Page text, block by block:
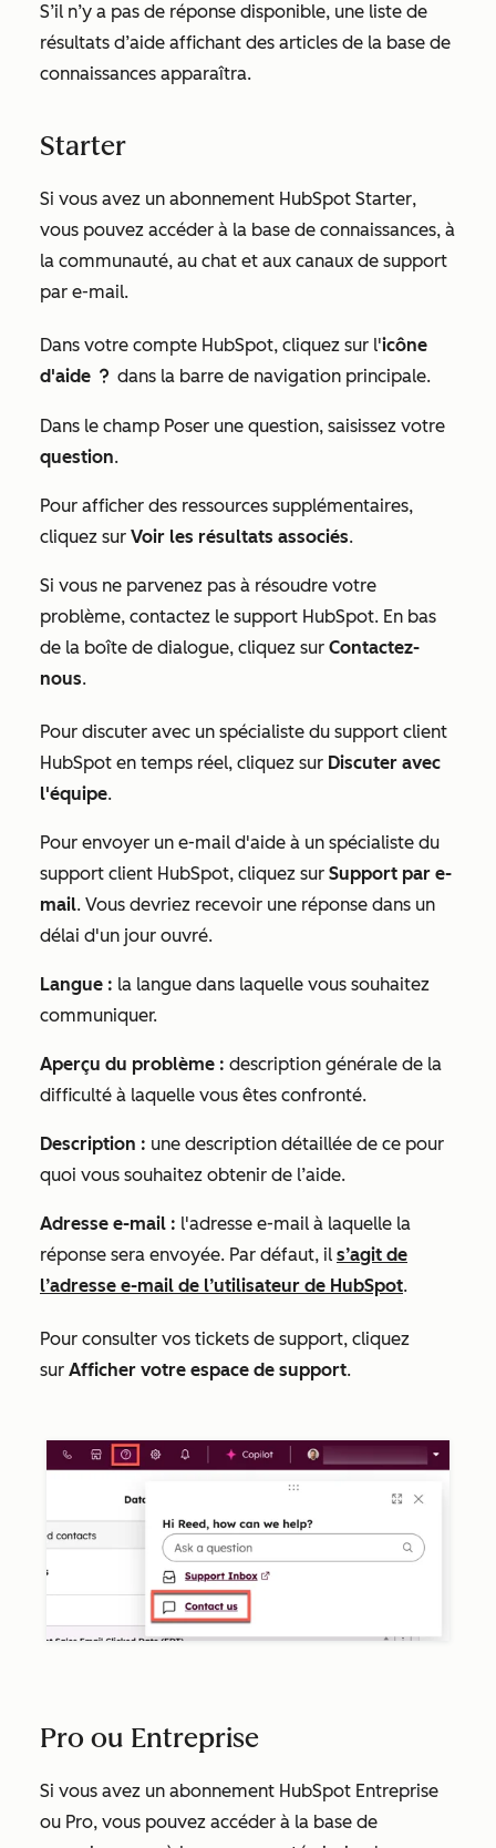
S’il n’y a pas de réponse disponible, une liste de
résultats d’aide affichant des articles de la base de
connaissances apparaîtra.
Starter
Si vous avez un abonnement HubSpot Starter,
vous pouvez accéder à la base de connaissances, à
la communauté, au chat et aux canaux de support
par e-mail.
Dans votre compte HubSpot, cliquez sur l'icône
d'aide question dans la barre de navigation principale.
Dans le champ Poser une question, saisissez votre
question.
Pour afficher des ressources supplémentaires,
cliquez sur Voir les résultats associés.
Si vous ne parvenez pas à résoudre votre
problème, contactez le support HubSpot. En bas
de la boîte de dialogue, cliquez sur Contactez-
nous.
Pour discuter avec un spécialiste du support client
HubSpot en temps réel, cliquez sur Discuter avec
l'équipe.
Pour envoyer un e-mail d'aide à un spécialiste du
support client HubSpot, cliquez sur Support par e-
mail. Vous devriez recevoir une réponse dans un
délai d'un jour ouvré.
Langue : la langue dans laquelle vous souhaitez
communiquer.
Aperçu du problème : description générale de la
difficulté à laquelle vous êtes confronté.
Description : une description détaillée de ce pour
quoi vous souhaitez obtenir de l’aide.
Adresse e-mail : l'adresse e-mail à laquelle la
réponse sera envoyée. Par défaut, il s’agit de
l’adresse e-mail de l’utilisateur de HubSpot.
Pour consulter vos tickets de support, cliquez
sur Afficher votre espace de support.
Pro ou Entreprise
Si vous avez un abonnement HubSpot Entreprise
ou Pro, vous pouvez accéder à la base de